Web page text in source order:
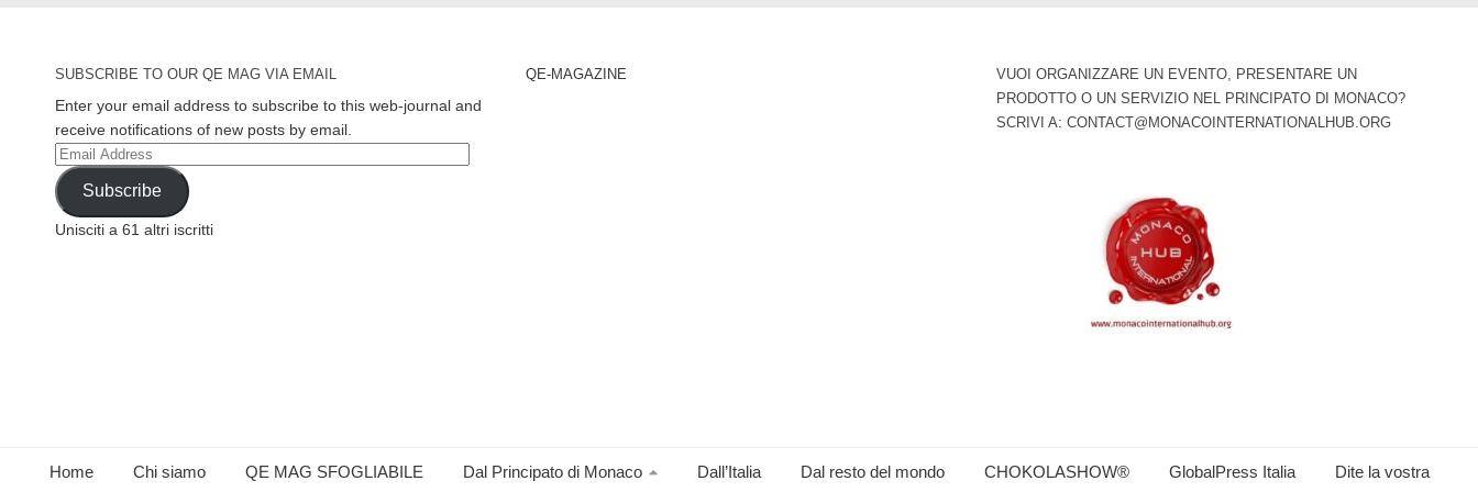
SUBSCRIBE TO OUR QE MAG VIA EMAIL
Enter your email address to subscribe to this web-journal and
receive notifications of new posts by email.
Email
Address
Subscribe
Unisciti a 61 altri iscritti
QE-MAGAZINE
VUOI ORGANIZZARE UN EVENTO, PRESENTARE UN
PRODOTTO O UN SERVIZIO NEL PRINCIPATO DI MONACO?
SCRIVI A: CONTACT@MONACOINTERNATIONALHUB.ORG
Home Chi siamo QE MAG SFOGLIABILE Dal Principato di Monaco Dall’Italia Dal resto del mondo CHOKOLASHOW® GlobalPress Italia Dite la vostra